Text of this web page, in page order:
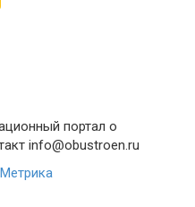
портал о
info@obustroen.ru